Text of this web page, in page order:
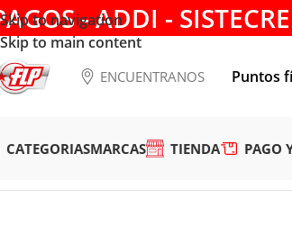
Skip to navigation
Skip to main content
- ADDI -
ENCUENTRANOS Puntos
CATEGORIASMARCAS TIENDA PAGO